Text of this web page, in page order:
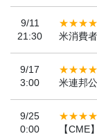
9/11
21:30
米消費
9/17
3:00
米連邦
9/25
0:00
【CME